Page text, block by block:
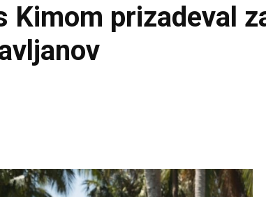
Kimom prizadeval